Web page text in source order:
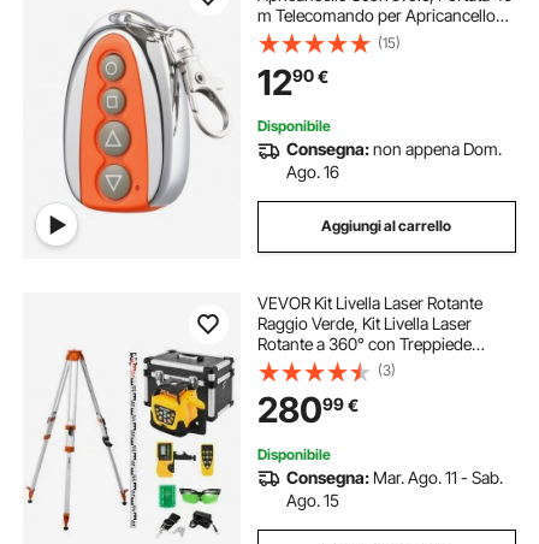
m Telecomando per Apricancello
Automatico a 4 Pulsanti, per
Chiudiporta Elettrico Multicodice
per Cancello Scorrevole e Vialetto
(15)
1290€
Disponibile
Consegna:non appena Dom.
Ago. 16
Aggiungi al carrello
VEVOR Kit Livella Laser Rotante
Raggio Verde, Kit Livella Laser
Rotante a 360° con Treppiede
Portata 500 m, Pendenza
Regolabile, Angolo Scansione
Flessibile con Telecomando
Custodia per Trasporto
(3)
28099€
Disponibile
Consegna: Mar. Ago. 11 - Sab.
Ago. 15